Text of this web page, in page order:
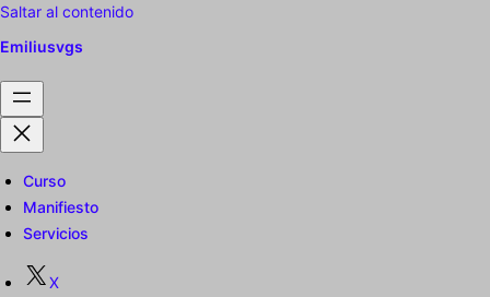
Saltar al contenido
Emiliusvgs
Curso
Manifiesto
Servicios
X